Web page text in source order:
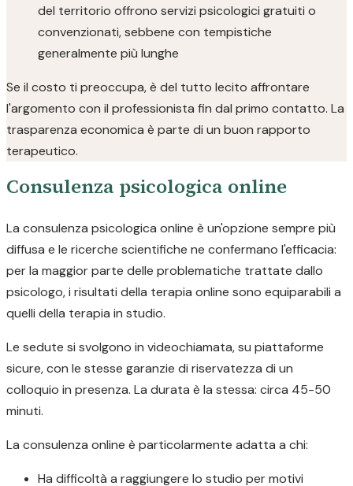
del territorio offrono servizi psicologici gratuiti o
convenzionati, sebbene con tempistiche
generalmente più lunghe
Se il costo ti preoccupa, è del tutto lecito affrontare
l'argomento con il professionista fin dal primo contatto. La
trasparenza economica è parte di un buon rapporto
terapeutico.
Consulenza psicologica online
La consulenza psicologica online è un'opzione sempre più
diffusa e le ricerche scientifiche ne confermano l'efficacia:
per la maggior parte delle problematiche trattate dallo
psicologo, i risultati della terapia online sono equiparabili a
quelli della terapia in studio.
Le sedute si svolgono in videochiamata, su piattaforme
sicure, con le stesse garanzie di riservatezza di un
colloquio in presenza. La durata è la stessa: circa 45-50
minuti.
La consulenza online è particolarmente adatta a chi:
Ha difficoltà a raggiungere lo studio per motivi